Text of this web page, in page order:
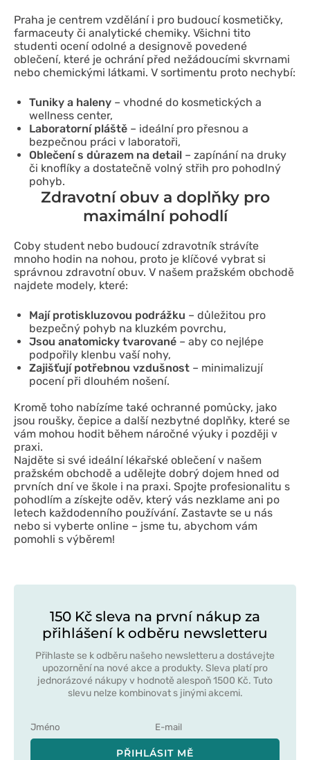
Praha je centrem vzdělání i pro budoucí kosmetičky,
farmaceuty či analytické chemiky. Všichni tito
studenti ocení odolné a designově povedené
oblečení, které je ochrání před nežádoucími skvrnami
nebo chemickými látkami. V sortimentu proto nechybí:
Tuniky a haleny – vhodné do kosmetických a
wellness center,
Laboratorní pláště – ideální pro přesnou a
bezpečnou práci v laboratoři,
Oblečení s důrazem na detail – zapínání na druky
či knoflíky a dostatečně volný střih pro pohodlný
pohyb.
Zdravotní obuv a doplňky pro
maximální pohodlí
Coby student nebo budoucí zdravotník strávíte
mnoho hodin na nohou, proto je klíčové vybrat si
správnou zdravotní obuv. V našem pražském obchodě
najdete modely, které:
Mají protiskluzovou podrážku – důležitou pro
bezpečný pohyb na kluzkém povrchu,
Jsou anatomicky tvarované – aby co nejlépe
podpořily klenbu vaší nohy,
Zajišťují potřebnou vzdušnost – minimalizují
pocení při dlouhém nošení.
Kromě toho nabízíme také ochranné pomůcky, jako
jsou roušky, čepice a další nezbytné doplňky, které se
vám mohou hodit během náročné výuky i později v
praxi.
Najděte si své ideální lékařské oblečení v našem
pražském obchodě a udělejte dobrý dojem hned od
prvních dní ve škole i na praxi. Spojte profesionalitu s
pohodlím a získejte oděv, který vás nezklame ani po
letech každodenního používání. Zastavte se u nás
nebo si vyberte online – jsme tu, abychom vám
pomohli s výběrem!
150 Kč sleva na první nákup za
přihlášení k odběru newsletteru
Přihlaste se k odběru našeho newsletteru a dostávejte
upozornění na nové akce a produkty. Sleva platí pro
jednorázové nákupy v hodnotě alespoň 1500 Kč. Tuto
slevu nelze kombinovat s jinými akcemi.
PŘIHLÁSIT MĚ